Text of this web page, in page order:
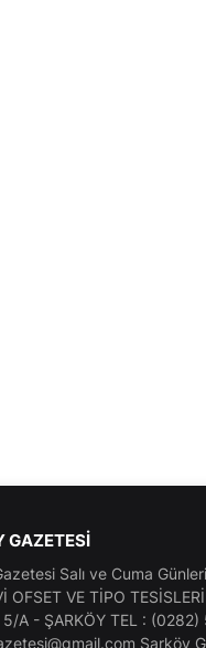
GAZETESI
Salı ve Cuma
OFSET VE TİPO
A - ŞARKÖY TEL :
Şarköy